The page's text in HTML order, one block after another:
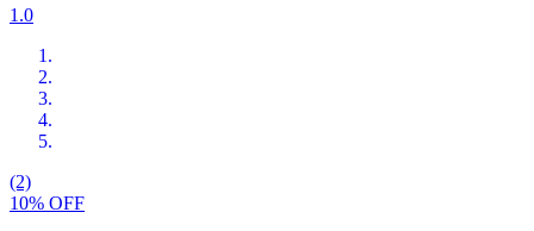
1.0
(2)
10% OFF